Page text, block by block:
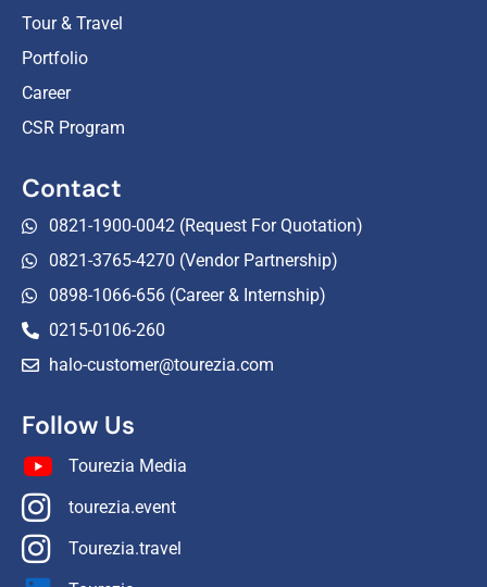
Tour & Travel
Portfolio
Career
CSR Program
Contact
0821-1900-0042 (Request For Quotation)
0821-3765-4270 (Vendor Partnership)
0898-1066-656 (Career & Internship)
0215-0106-260
halo-customer@tourezia.com
Follow Us
Tourezia Media
tourezia.event
Tourezia.travel